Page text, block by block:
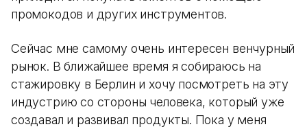
промокодов и других инструментов.
Сейчас мне самому очень интересен венчурный
рынок. В ближайшее время я собираюсь на
стажировку в Берлин и хочу посмотреть на эту
индустрию со стороны человека, который уже
создавал и развивал продукты. Пока у меня